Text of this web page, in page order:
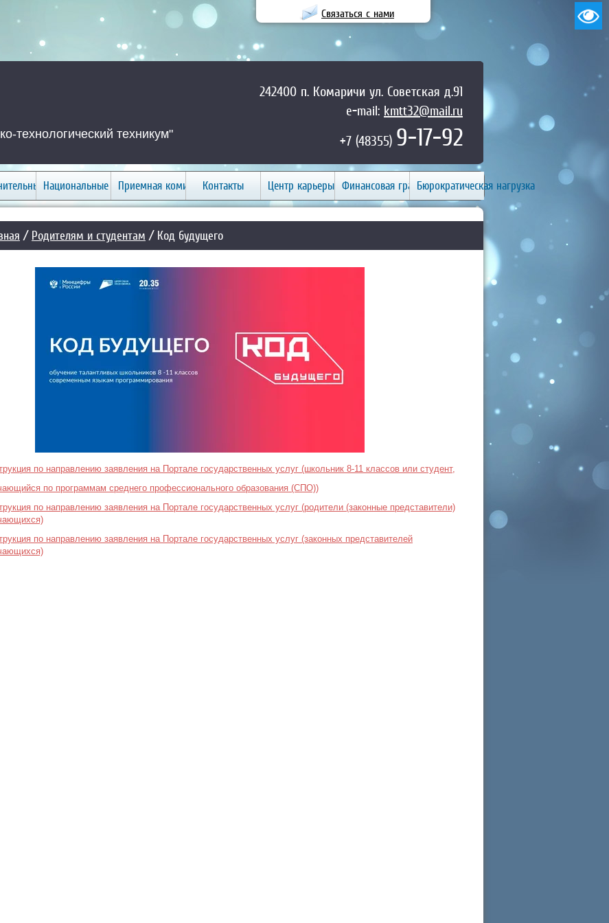
Связаться с нами
технологический техникум"
242400 п. Комаричи ул. Советская д.91
e-mail: kmtt32@mail.ru
+7 (48355) 9-17-92
услуги
Национальные проектыПриемная комиссияКонтакты Центр карьеры Финансовая грамотностьБюрократическая нагрузка
/ Родителям и студентам / Код будущего
по направлению заявления на Портале государственных услуг (школьник 8-11 классов или студент,
по программам среднего профессионального образования (СПО))
по направлению заявления на Портале государственных услуг (родители (законные представители)
по направлению заявления на Портале государственных услуг (законных представителей